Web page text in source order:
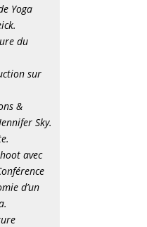
Yoga
du
sur
&
Sky.
avec
d’un